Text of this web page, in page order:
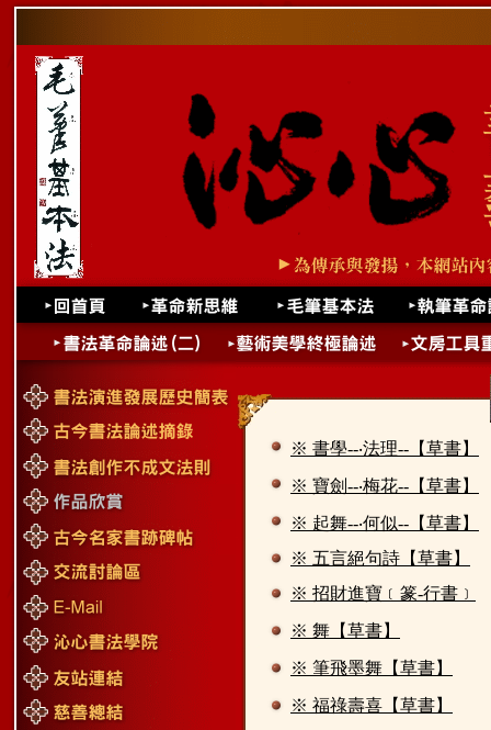
※ 書學--‧法理--【草書】
※ 寶劍--‧梅花--【草書】
※ 起舞--‧何似--【草書】
※ 五言絕句詩【草書】
※ 招財進寶﹝篆-行書﹞
※ 舞【草書】
※ 筆飛墨舞【草書】
※ 福祿壽喜【草書】